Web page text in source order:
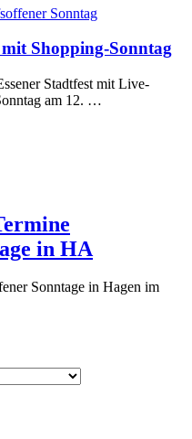
Shopping-Sonntag
Stadtfest mit Live-
am 12. …
in HA
Sonntage in Hagen im